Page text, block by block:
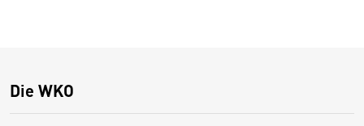
Die WKO